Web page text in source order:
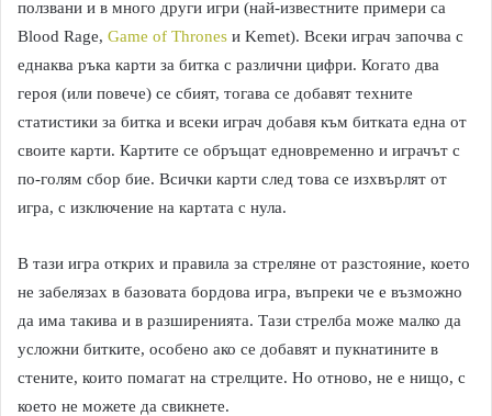
ползвани и в много други игри (най-известните примери са
Blood Rage, Game of Thrones и Kemet). Всеки играч започва с
еднаква ръка карти за битка с различни цифри. Когато два
героя (или повече) се сбият, тогава се добавят техните
статистики за битка и всеки играч добавя към битката една от
своите карти. Картите се обръщат едновременно и играчът с
по-голям сбор бие. Всички карти след това се изхвърлят от
игра, с изключение на картата с нула.
В тази игра открих и правила за стреляне от разстояние, което
не забелязах в базовата бордова игра, въпреки че е възможно
да има такива и в разширенията. Тази стрелба може малко да
усложни битките, особено ако се добавят и пукнатините в
стените, които помагат на стрелците. Но отново, не е нищо, с
което не можете да свикнете.